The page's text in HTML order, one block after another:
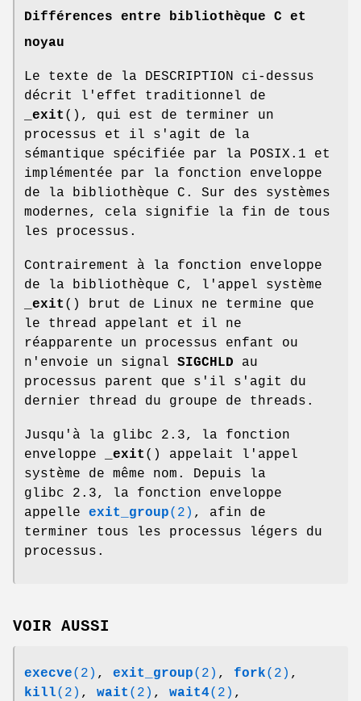
Différences entre bibliothèque C et
noyau
Le texte de la DESCRIPTION ci-dessus
décrit l'effet traditionnel de
_exit (), qui est de terminer un
processus et il s'agit de la
sémantique spécifiée par la POSIX.1 et
implémentée par la fonction enveloppe
de la bibliothèque C. Sur des systèmes
modernes, cela signifie la fin de tous
les processus.
Contrairement à la fonction enveloppe
de la bibliothèque C, l'appel système
_exit () brut de Linux ne termine que
le thread appelant et il ne
réapparente un processus enfant ou
n'envoie un signal SIGCHLD au
processus parent que s'il s'agit du
dernier thread du groupe de threads.
Jusqu'à la glibc 2.3, la fonction
enveloppe
_exit () appelait l'appel
système de même nom. Depuis la
glibc 2.3, la fonction enveloppe
appelle exit_group(2) , afin de
terminer tous les processus légers du
processus.
VOIR AUSSI
execve(2) , exit_group(2) , fork(2) ,
kill(2) , wait (2) , wait4(2) ,